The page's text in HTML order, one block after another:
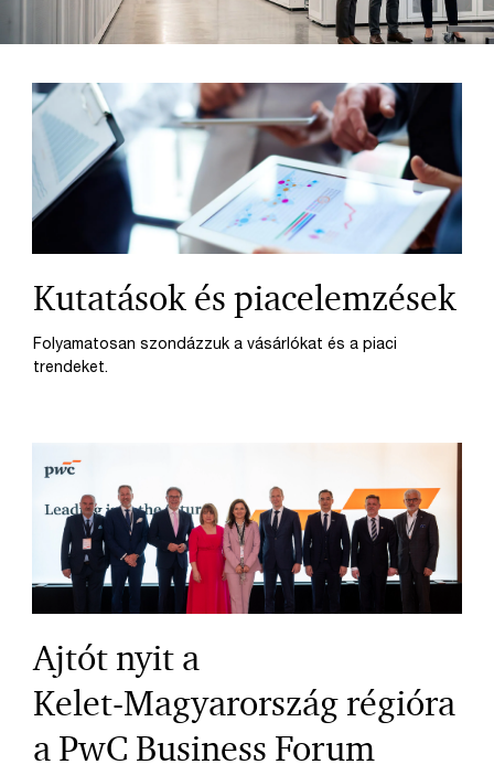
Kutatások és piacelemzések
Folyamatosan szondázzuk a vásárlókat és a piaci
trendeket.
Ajtót nyit a
Kelet‑Magyarország régióra
a PwC Business Forum